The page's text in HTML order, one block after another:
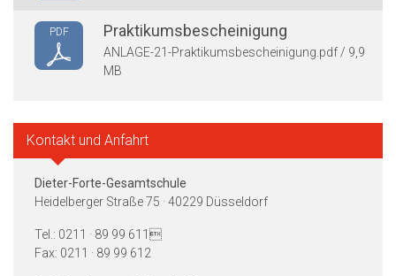
PDF Praktikumsbescheinigung
ANLAGE-21-Praktikumsbescheinigung.pdf / 9,9
MB
Kontakt und Anfahrt
Dieter-Forte-Gesamtschule
Heidelberger Straße 75 · 40229 Düsseldorf
Tel.: 0211 · 89 99 611
Fax: 0211 · 89 99 612